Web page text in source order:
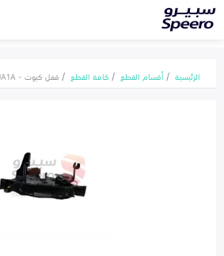
الرئيسية أقسام القطع كافة القطع قفل كبوت - 656013JA1A